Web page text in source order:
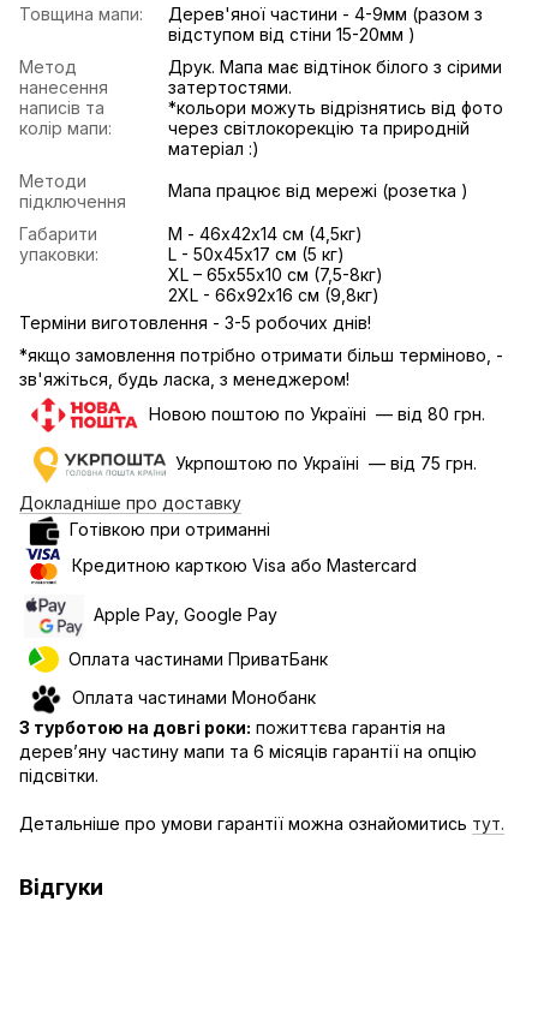
Товщина мапи:
Дерев'яної частини - 4-9мм (разом з
відступом від стіни 15-20мм )
Метод
нанесення
написів та
колір мапи:
Друк. Мапа має відтінок білого з сірими
затертостями.
*кольори можуть відрізнятись від фото
через світлокорекцію та природній
матеріал :)
Методи
підключення
Мапа працює від мережі (розетка )
Габарити
упаковки:
М - 46х42х14 см (4,5кг)
L - 50х45х17 см (5 кг)
ХL – 65х55х10 см (7,5-8кг)
2XL - 66х92х16 см (9,8кг)
Терміни виготовлення - 3-5 робочих днів!
*якщо замовлення потрібно отримати більш терміново, -
зв'яжіться, будь ласка, з менеджером!
Новою поштою по Україні — від 80 грн.
Укрпоштою по Україні — від 75 грн.
Докладніше про доставку
Готівкою при отриманні
Кредитною карткою Visa або Mastercard
Apple Pay, Google Pay
Оплата частинами ПриватБанк
Оплата частинами Монобанк
З турботою на довгі роки: пожиттєва гарантія на
дерев’яну частину мапи та 6 місяців гарантії на опцію
підсвітки.
Детальніше про умови гарантії можна ознайомитись тут.
Відгуки